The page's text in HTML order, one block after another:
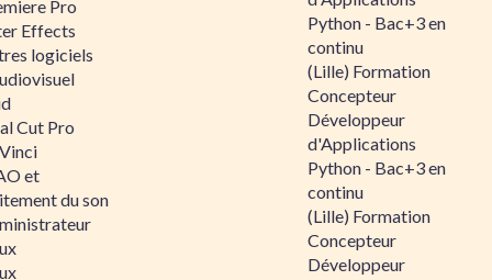
Pro
Effects
logiciels
Cut Pro
et
du son
Python - Bac+3 en
continu
(Lille) Formation
Concepteur
Développeur
d'Applications
Python - Bac+3 en
continu
(Lille) Formation
Concepteur
Développeur